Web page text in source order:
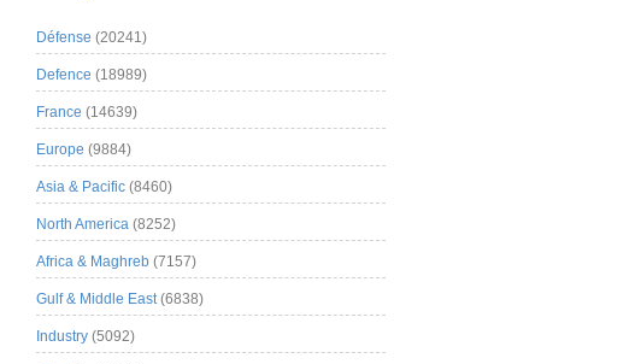
Défense (20241)
Defence (18989)
France (14639)
Europe (9884)
Asia & Pacific (8460)
North America (8252)
Africa & Maghreb (7157)
Gulf & Middle East(6838)
Industry (5092)